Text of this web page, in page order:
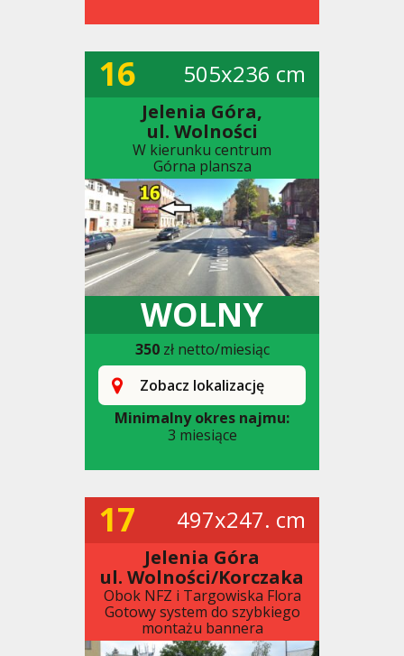
16 505x236 cm
Jelenia Góra,
ul. Wolności
W kierunku centrum
Górna plansza
WOLNY
350zł netto/miesiąc
Zobacz lokalizację
Minimalny okres najmu:
3 miesiące
17 497x247. cm
Jelenia Góra
ul. Wolności/Korczaka
Obok NFZ i Targowiska Flora
Gotowy system do szybkiego
montażu bannera